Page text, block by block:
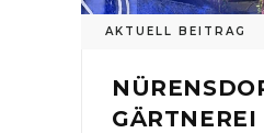
AKTUELL BEITRAG
GÄRTNEREI